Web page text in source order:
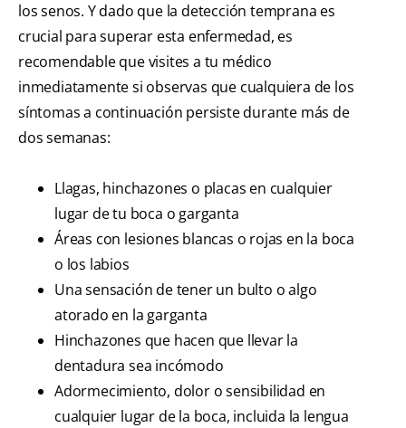
los senos. Y dado que la detección temprana es
crucial para superar esta enfermedad, es
recomendable que visites a tu médico
inmediatamente si observas que cualquiera de los
síntomas a continuación persiste durante más de
dos semanas:
Llagas, hinchazones o placas en cualquier
lugar de tu boca o garganta
Áreas con lesiones blancas o rojas en la boca
o los labios
Una sensación de tener un bulto o algo
atorado en la garganta
Hinchazones que hacen que llevar la
dentadura sea incómodo
Adormecimiento, dolor o sensibilidad en
cualquier lugar de la boca, incluida la lengua